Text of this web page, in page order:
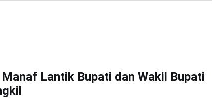
Lantik Bupati dan Wakil Bupati